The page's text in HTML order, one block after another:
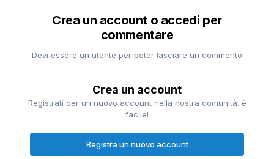
Crea un account o accedi per
commentare
Devi essere un utente per poter lasciare un commento
Crea un account
Registrati per un nuovo account nella nostra comunità. è
facile!
Registra un nuovo account